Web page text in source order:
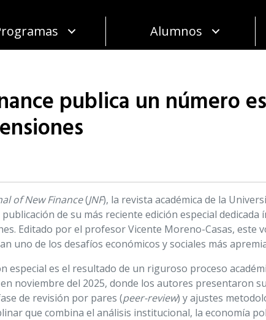
Alumnos
publica un número
of New Finance(JNF), la revista académica de la
de su más reciente edición especial
Editado por el profesor Vicente Moreno-Casas, este
uno de los desafíos económicos y sociales más
especial es el resultado de un riguroso proceso
noviembre del 2025, donde los autores presentaron
de revisión por pares (peer-review) y ajustes
que combina el análisis institucional, la economía